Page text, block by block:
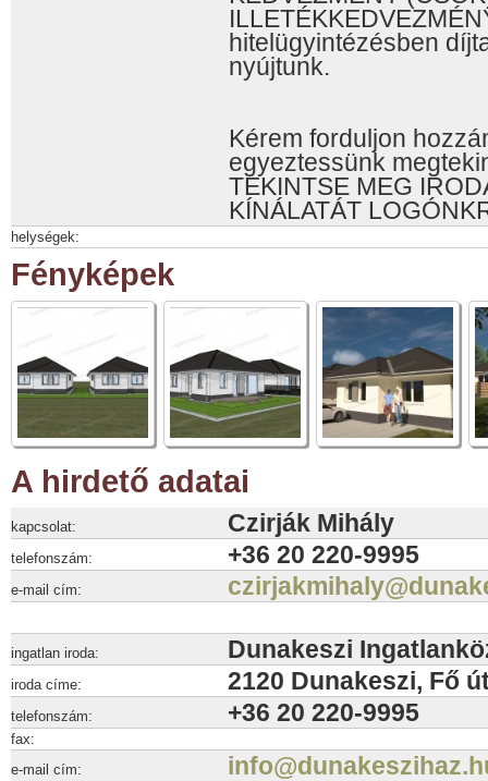
hitelügyintézésben
nyújtunk.
Kérem forduljon
egyeztessünk
TEKINTSE MEG
KÍNÁLATÁT
helységek:
Fényképek
A hirdető adatai
kapcsolat: Czirják Mihály
telefonszám: +36 20 220-9995
e-mail cím:
ingatlan iroda: Dunakeszi
iroda címe: 2120 Dunakeszi, Fő
telefonszám: +36 20 220-9995
fax:
e-mail cím: